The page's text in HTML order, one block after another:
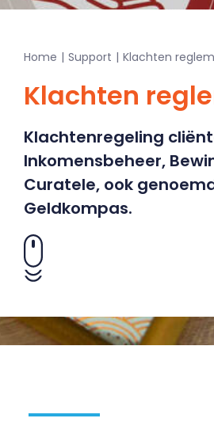
Home Support Klachten
Klachten
Klachtenregeling
Inkomensbeheer,
Curatele, ook
Geldkompas.